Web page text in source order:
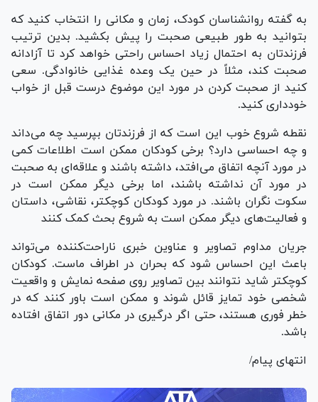
به گفته روانشناسان کودک، زمان و مکانی را انتخاب کنید که
بتوانید به طور طبیعی صحبت را پیش بکشید. بدین ترتیب
فرزندتان به احتمال زیاد احساس راحتی خواهد کرد تا آزادانه
صحبت کند، مثلاً در حین یک وعده غذایی خانوادگی. سعی
کنید از صحبت کردن در مورد این موضوع درست قبل از خواب
خودداری کنید.
نقطه شروع خوب این است که از فرزندتان بپرسید چه می‌داند
و چه احساسی دارد؟ برخی کودکان ممکن است اطلاعات کمی
در مورد آنچه اتفاق می‌افتد، داشته باشند و علاقه‌ای به صحبت
در مورد آن نداشته باشند، اما برخی دیگر ممکن است در
سکوت نگران باشند. در مورد کودکان کوچکتر، نقاشی، داستان
و فعالیت‌های دیگر ممکن است به شروع بحث کمک کنند
جریان مداوم تصاویر و عناوین خبری ناراحت‌کننده می‌تواند
باعث این احساس شود که بحران در اطراف ماست. کودکان
کوچکتر شاید نتوانند بین تصاویر روی صفحه نمایش و واقعیت
شخصی خود تمایز قائل شوند و ممکن است باور کنند که در
خطر فوری هستند، حتی اگر درگیری در مکانی دور اتفاق افتاده
باشد.
انتهای پیام/